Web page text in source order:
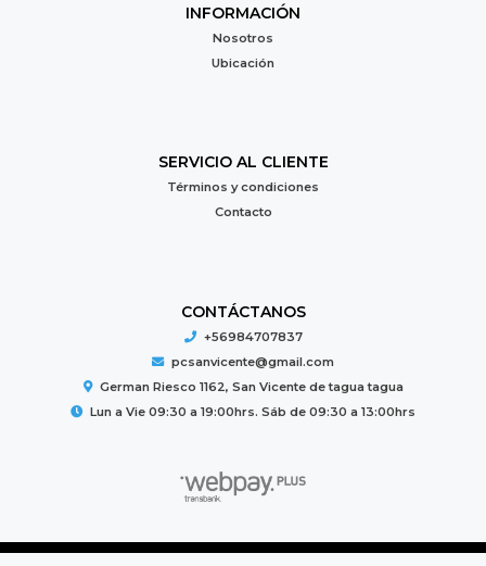
INFORMACIÓN
Nosotros
Ubicación
SERVICIO AL CLIENTE
Términos y condiciones
Contacto
CONTÁCTANOS
+56984707837
pcsanvicente@gmail.com
German Riesco 1162, San Vicente de tagua tagua
Lun a Vie 09:30 a 19:00hrs. Sáb de 09:30 a 13:00hrs